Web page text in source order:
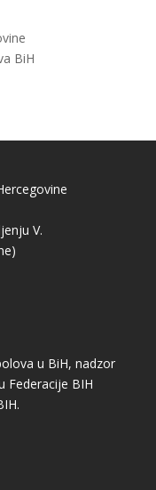
BiH
V.
u BiH, nadzor
Federacije BIH